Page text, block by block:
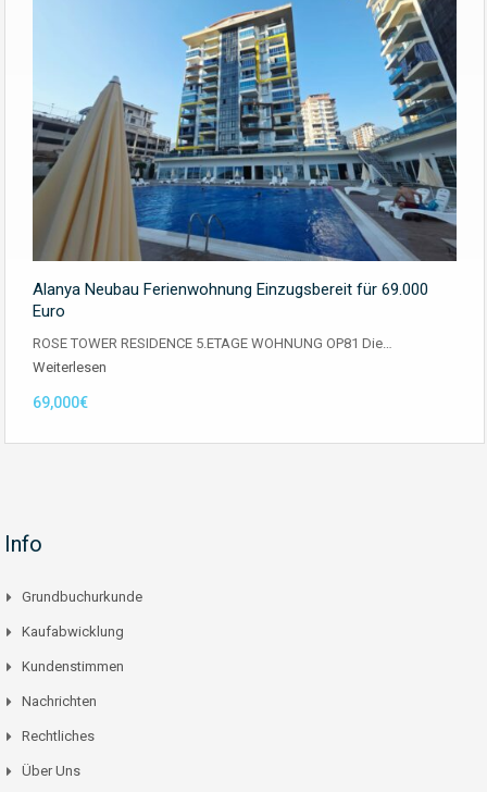
Alanya Neubau Ferienwohnung Einzugsbereit für 69.000
Euro
ROSE TOWER RESIDENCE 5.ETAGE WOHNUNG OP81 Die…
Weiterlesen
69,000€
Info
Grundbuchurkunde
Kaufabwicklung
Kundenstimmen
Nachrichten
Rechtliches
Über Uns